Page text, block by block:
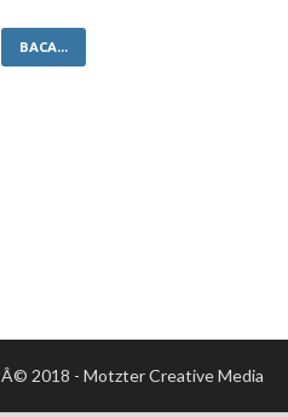
BACA...
Â© 2018 - Motzter Creative Media